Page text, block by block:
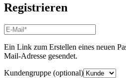
Registrieren
E-
Mail-
Adresse*
Erforderlich
Ein Link zum Erstellen eines neuen
Mail-Adresse gesendet.
Kundengruppe (optional)